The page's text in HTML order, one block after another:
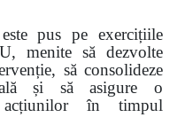
pus pe exercițiile
menite să dezvolte
să consolideze
și să asigure o
acțiunilor în timpul